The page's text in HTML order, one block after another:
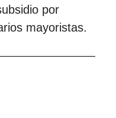
por
mayoristas.